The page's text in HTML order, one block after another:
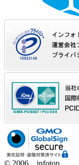
© 2006 infotop